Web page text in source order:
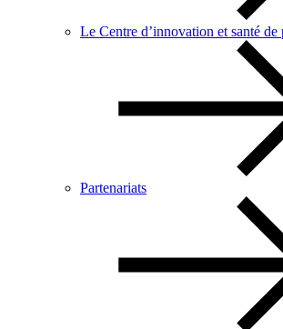
Le Centre d’innovation et santé de
Partenariats